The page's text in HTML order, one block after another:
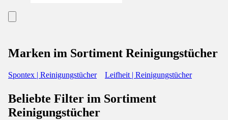
Marken im Sortiment Reinigungstücher
Spontex | Reinigungstücher Leifheit | Reinigungstücher
Beliebte Filter im Sortiment
Reinigungstücher